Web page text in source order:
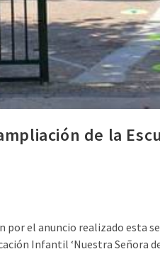
de la
por el anuncio realizado
Infantil ‘Nuestra Señora de